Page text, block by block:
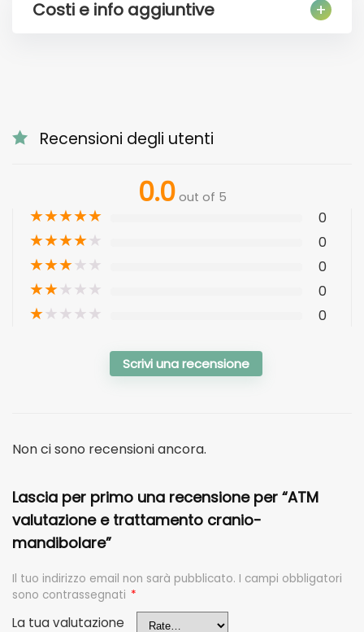
Costi e info aggiuntive
Recensioni degli utenti
0.0 out of 5
★★★★★ 0
★★★★★ 0
★★★★ ★ 0
★★★ ★ ★ 0
★★ ★ ★ ★ 0
Scrivi una recensione
Non ci sono recensioni ancora.
Lascia per primo una recensione per “ATM
valutazione e trattamento cranio-
mandibolare”
Il tuo indirizzo email non sarà pubblicato. I campi obbligatori
sono contrassegnati *
La tua valutazione